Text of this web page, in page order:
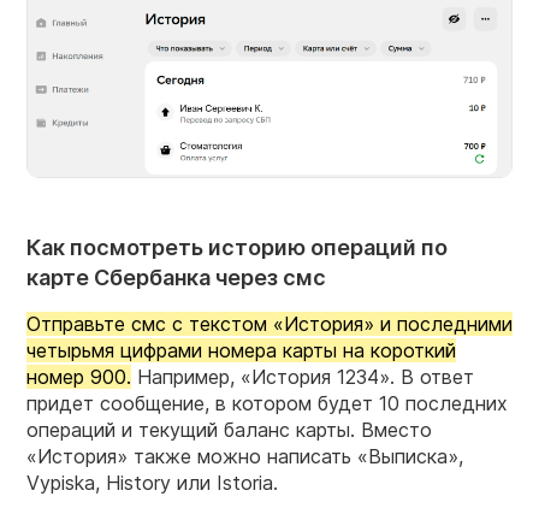
Как посмотреть историю операций по
карте Сбербанка через смс
Отправьте смс с текстом «История» и последними
четырьмя цифрами номера карты на короткий
номер 900. Например, «История 1234». В ответ
придет сообщение, в котором будет 10 последних
операций и текущий баланс карты. Вместо
«История» также можно написать «Выписка»,
Vypiska, History или Istoria.